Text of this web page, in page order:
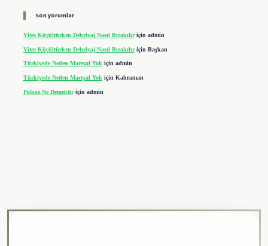
Son yorumlar
Vites Küçültürken Debriyaj Nasıl Bırakılıriçin admin
Vites Küçültürken Debriyaj Nasıl Bırakılıriçin Başkan
Türkiyede Neden Mareşal Yokiçin admin
Türkiyede Neden Mareşal Yok için Kahraman
Psikoz Ne Demektiriçin admin